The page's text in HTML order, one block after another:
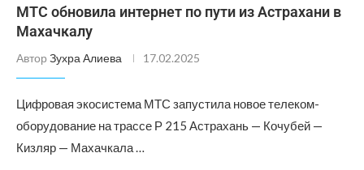
МТС обновила интернет по пути из Астрахани в
Махачкалу
Автор Зухра Алиева 17.02.2025
Цифровая экосистема МТС запустила новое телеком-
оборудование на трассе Р 215 Астрахань — Кочубей —
Кизляр — Махачкала …